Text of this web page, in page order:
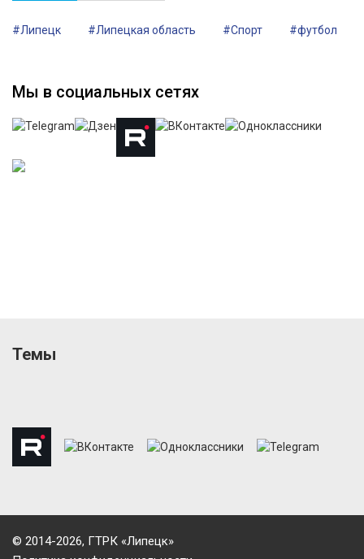
#Липецк #Липецкая область #Спорт #футбол
Мы в социальных сетях
Темы
© 2014-2026, ГТРК «Липецк»